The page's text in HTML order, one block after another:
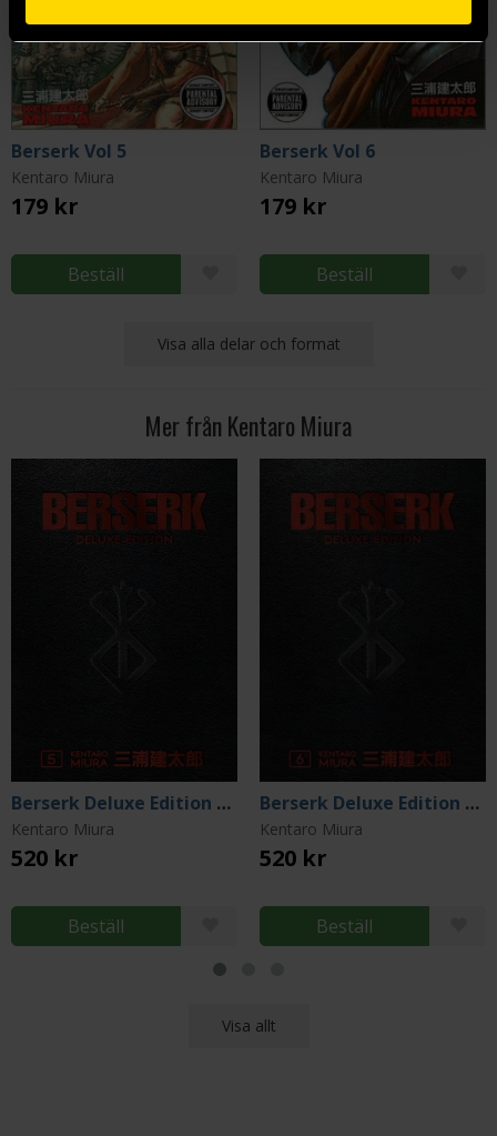
Berserk Vol 5
Kentaro Miura
179 kr
Beställ
Berserk Vol 6
Kentaro Miura
179 kr
Beställ
Visa alla delar och format
Mer från Kentaro Miura
Berserk Deluxe Edition Vol 5
Kentaro Miura
520 kr
Beställ
Berserk Deluxe Edition Vol 6
Kentaro Miura
520 kr
Beställ
Visa allt